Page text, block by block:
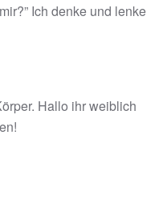
Ich denke und lenke
Hallo ihr weiblich